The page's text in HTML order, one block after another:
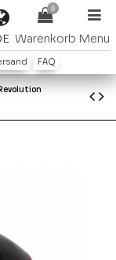
0
Warenkorb Menu
FAQ
Revolution